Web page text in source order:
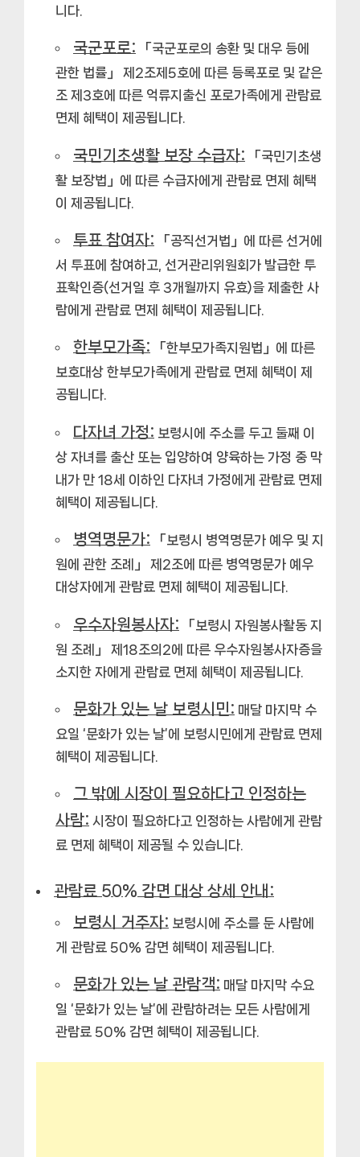
니다.
국군포로: 「국군포로의 송환 및 대우 등에
관한 법률」 제2조제5호에 따른 등록포로 및 같은
조 제3호에 따른 억류지출신 포로가족에게 관람료
면제 혜택이 제공됩니다.
국민기초생활 보장 수급자: 「국민기초생
활 보장법」에 따른 수급자에게 관람료 면제 혜택
이 제공됩니다.
투표 참여자: 「공직선거법」에 따른 선거에
서 투표에 참여하고, 선거관리위원회가 발급한 투
표확인증(선거일 후 3개월까지 유효)을 제출한 사
람에게 관람료 면제 혜택이 제공됩니다.
한부모가족: 「한부모가족지원법」에 따른
보호대상 한부모가족에게 관람료 면제 혜택이 제
공됩니다.
다자녀 가정: 보령시에 주소를 두고 둘째 이
상 자녀를 출산 또는 입양하여 양육하는 가정 중 막
내가 만 18세 이하인 다자녀 가정에게 관람료 면제
혜택이 제공됩니다.
병역명문가: 「보령시 병역명문가 예우 및 지
원에 관한 조례」 제2조에 따른 병역명문가 예우
대상자에게 관람료 면제 혜택이 제공됩니다.
우수자원봉사자: 「보령시 자원봉사활동 지
원 조례」 제18조의2에 따른 우수자원봉사자증을
소지한 자에게 관람료 면제 혜택이 제공됩니다.
문화가 있는 날 보령시민: 매달 마지막 수
요일 ‘문화가 있는 날’에 보령시민에게 관람료 면제
혜택이 제공됩니다.
그 밖에 시장이 필요하다고 인정하는
사람: 시장이 필요하다고 인정하는 사람에게 관람
료 면제 혜택이 제공될 수 있습니다.
관람료 50% 감면 대상 상세 안내:
보령시 거주자: 보령시에 주소를 둔 사람에
게 관람료 50% 감면 혜택이 제공됩니다.
문화가 있는 날 관람객: 매달 마지막 수요
일 ‘문화가 있는 날’에 관람하려는 모든 사람에게
관람료 50% 감면 혜택이 제공됩니다.